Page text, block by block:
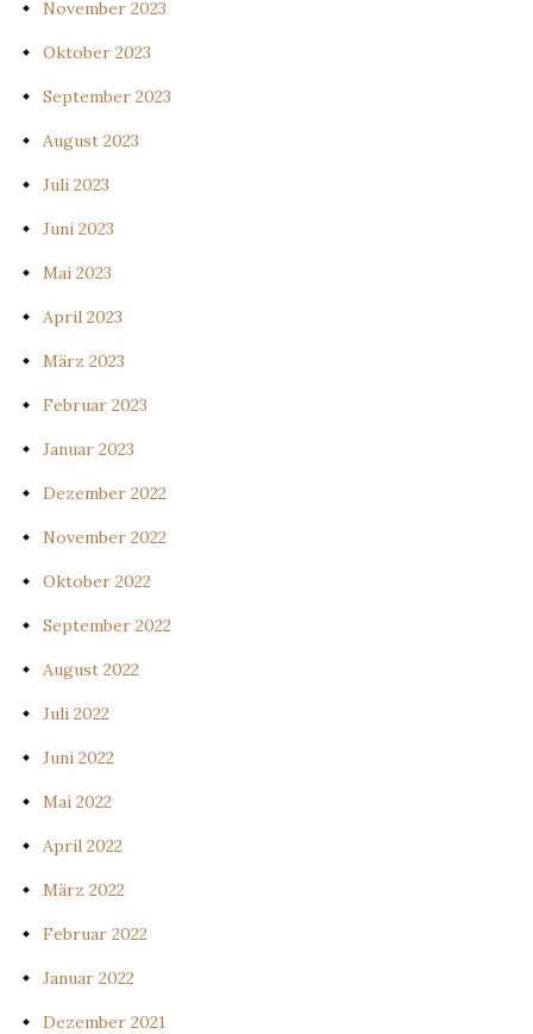
November 2023
Oktober 2023
September 2023
August 2023
Juli 2023
Juni 2023
Mai 2023
April 2023
März 2023
Februar 2023
Januar 2023
Dezember 2022
November 2022
Oktober 2022
September 2022
August 2022
Juli 2022
Juni 2022
Mai 2022
April 2022
März 2022
Februar 2022
Januar 2022
Dezember 2021